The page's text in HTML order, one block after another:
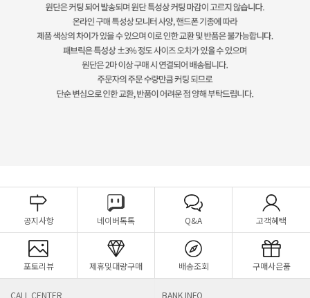
공지사항 네이버톡톡 Q&A 고객혜택
포토리뷰 제휴및대량구매 배송조회 구매사은품
CALL CENTER BANK INFO